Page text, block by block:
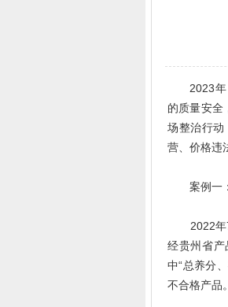
2023年，
的质量安全
场整治行
营、价格违
案例一：
2022年7
经贵州省产
中“总养分
不合格产品